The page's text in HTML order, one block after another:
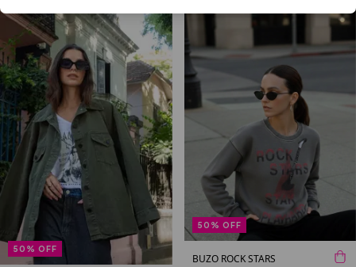
50 % OFF
50 % OFF
BUZO ROCK STARS